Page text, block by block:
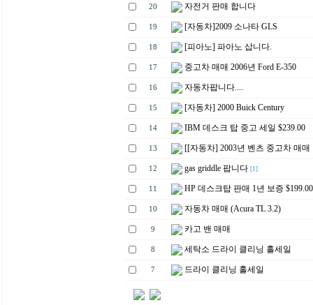
20 자전거 판매 합니다
19 [자동차]2009 소나타 GLS
18 [피아노] 파아노 삽니다.
17 중고차 매매 2006년 Ford E-350
16 자동차팝니다....
15 [자동차] 2000 Buick Century
14 IBM 데스크 탑 중고 세일 $239.00
13 [[자동차] 2003년 벤츠 중고차 매매
12 gas griddle 팝니다 [1]
11 HP 데스크탑 판매 1년 보증 $199.00
10 자동차 매매 (Acura TL 3.2)
9 카고 밴 매매
8 세탁소 드라이 클리닝 홀세일
7 드라이 클리닝 홀세일